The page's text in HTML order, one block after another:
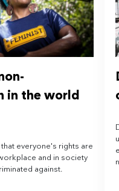
in the world
everyone's rights are
and in society
against.